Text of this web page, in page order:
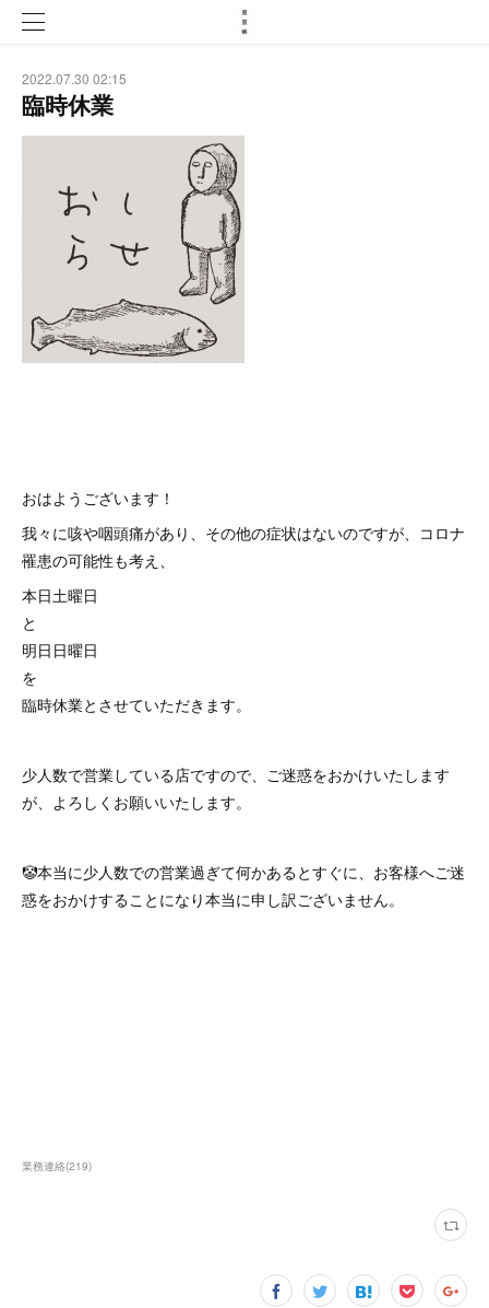
2022.07.30 02:15
臨時休業
おはようございます！⁡
我々に咳や咽頭痛があり、その他の症状はないのですが、コロナ
罹患の可能性も考え、
⁡本日土曜日
と
明日日曜日
を
臨時休業とさせていただきます。
少人数で営業している店ですので、ご迷惑をおかけいたします
が、よろしくお願いいたします。
🤡本当に少人数での営業過ぎて何かあるとすぐに、お客様へご迷
惑をおかけすることになり本当に申し訳ございません。
業務連絡(219)